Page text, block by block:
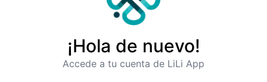
¡Hola de nuevo!
Accede a tu cuenta de LiLi App